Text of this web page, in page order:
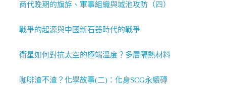
商代晚期的旗斿、軍事組織與城池攻防（四）
戰爭的起源與中國新石器時代的戰爭
衛星如何對抗太空的極端溫度？多層隔熱材料
咖啡渣不渣？化學故事(二)：化身SCG永續磚